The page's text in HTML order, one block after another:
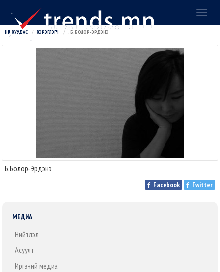
НҮҮР ХУУДАС ХЭРЭГЛЭГЧ . Б.БОЛОР-ЭРДЭНЭ
Б.Болор-Эрдэнэ
Facebook Twitter
МЕДИА
Нийтлэл
Асуулт
Иргэний медиа